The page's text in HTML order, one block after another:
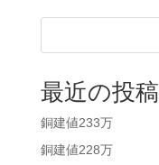
最近の投稿
銅建値233万
銅建値228万